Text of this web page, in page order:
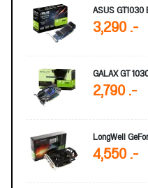
ASUS GT1030
3,290 .-
GALAX GT
2,790 .-
LongWell
4,550 .-